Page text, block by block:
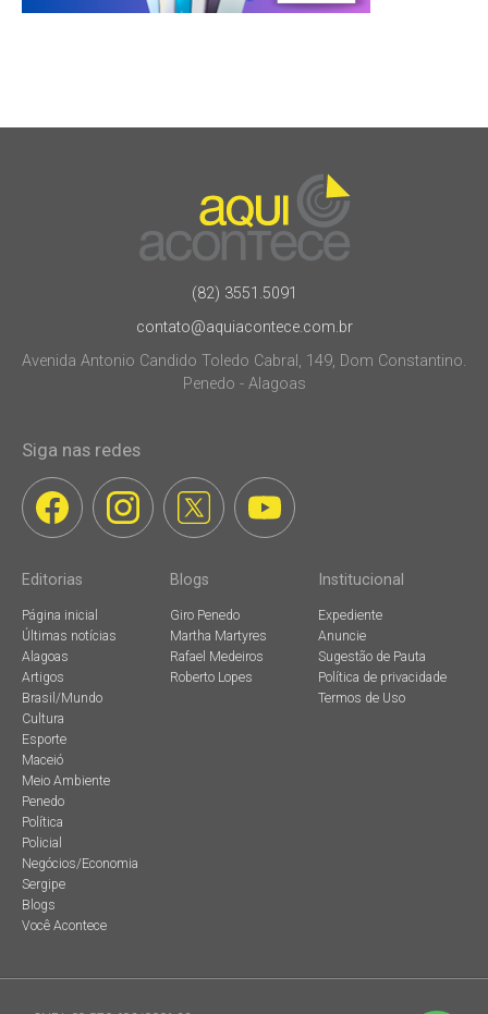
(82) 3551.5091
contato@aquiacontece.com.br
Avenida Antonio Candido Toledo Cabral, 149, Dom Constantino.
Penedo - Alagoas
Siga nas redes
Editorias
Página inicial
Últimas notícias
Alagoas
Artigos
Brasil/Mundo
Cultura
Esporte
Maceió
Meio Ambiente
Penedo
Política
Policial
Negócios/Economia
Sergipe
Blogs
Você Acontece
Blogs
Giro Penedo
Martha Martyres
Rafael Medeiros
Roberto Lopes
Institucional
Expediente
Anuncie
Sugestão de Pauta
Política de privacidade
Termos de Uso